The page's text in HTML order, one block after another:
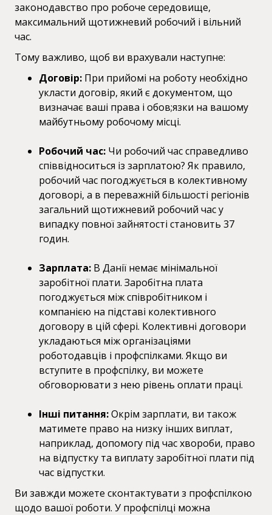
законодавство про робоче середовище,
максимальний щотижневий робочий і вільний
час.
Тому важливо, щоб ви врахували наступне:
Договір: При прийомі на роботу необхідно
укласти договір, який є документом, що
визначає ваші права і обов;язки на вашому
майбутньому робочому місці.
Робочий час: Чи робочий час справедливо
співвідноситься із зарплатою? Як правило,
робочий час погоджується в колективному
договорі, а в переважній більшості регіонів
загальний щотижневий робочий час у
випадку повної зайнятості становить 37
годин.
Зарплата: В Данії немає мінімальної
заробітної плати. Заробітна плата
погоджується між співробітником і
компанією на підставі колективного
договору в цій сфері. Колективні договори
укладаються між організаціями
роботодавців і профспілками. Якщо ви
вступите в профспілку, ви можете
обговорювати з нею рівень оплати праці.
Інші питання:Окрім зарплати, ви також
матимете право на низку інших виплат,
наприклад, допомогу під час хвороби, право
на відпустку та виплату заробітної плати під
час відпустки.
Ви завжди можете сконтактувати з профспілкою
щодо вашої роботи. У профспілці можна